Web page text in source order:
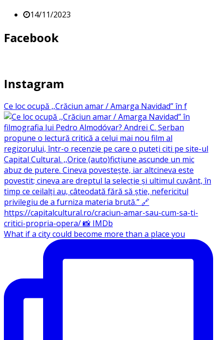
14/11/2023
Facebook
Instagram
Ce loc ocupă ,,Crăciun amar / Amarga Navidad” în f
What if a city could become more than a place you